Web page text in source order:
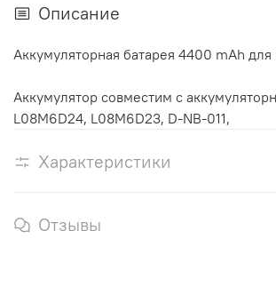
Описание
Аккумуляторная батарея 4400 mAh для
Аккумулятор cовместим с
L08M6D24, L08M6D23, D-NB-011,
Характеристики
Отзывы